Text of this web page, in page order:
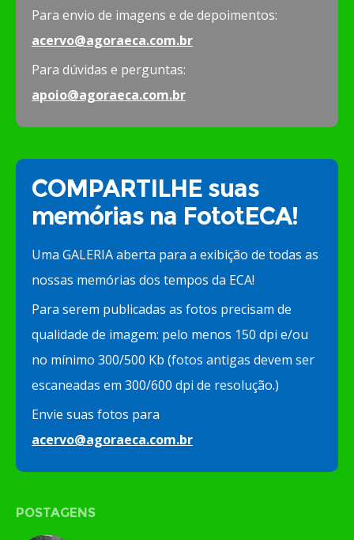
Para envio de imagens e de depoimentos:
acervo@agoraeca.com.br
Para dúvidas e perguntas:
apoio@agoraeca.com.br
COMPARTILHE suas
memórias na FototECA!
Uma GALERIA aberta para a exibição de todas as
nossas memórias dos tempos da ECA!
Para serem publicadas as fotos precisam de
qualidade de imagem: pelo menos 150 dpi e/ou
no mínimo 300/500 Kb (fotos antigas devem ser
escaneadas em 300/600 dpi de resolução.)
Envie suas fotos para
acervo@agoraeca.com.br
POSTAGENS